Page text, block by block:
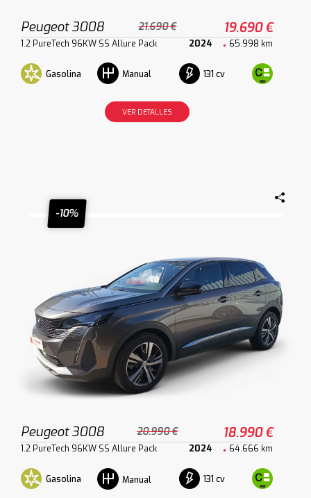
Peugeot 3008 21.690 € 19.690 €
1.2 PureTech 96KW SS Allure Pack 2024 65.998 km
Gasolina Manual 131 cv
VER DETALLES
-10%
Peugeot 3008 20.990 € 18.990 €
1.2 PureTech 96KW SS Allure Pack 2024 64.666 km
Gasolina Manual 131 cv